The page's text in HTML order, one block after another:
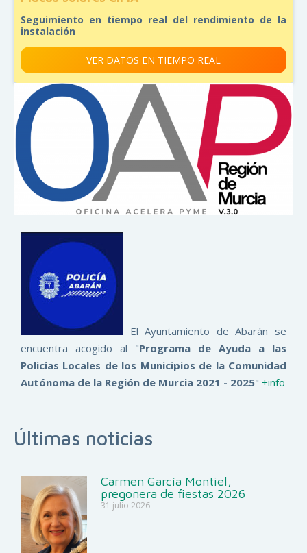
Seguimiento en tiempo real del rendimiento de la
instalación
VER DATOS EN TIEMPO REAL
El Ayuntamiento de Abarán se
encuentra acogido al "Programa de Ayuda a las
Policías Locales de los Municipios de la Comunidad
Autónoma de la Región de Murcia 2021 - 2025" +info
Últimas noticias
Carmen García Montiel,
pregonera de fiestas 2026
31 julio 2026